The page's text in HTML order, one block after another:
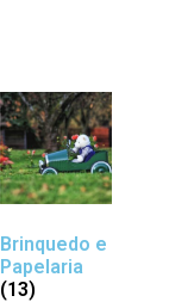
Brinquedo e
Papelaria
(13)